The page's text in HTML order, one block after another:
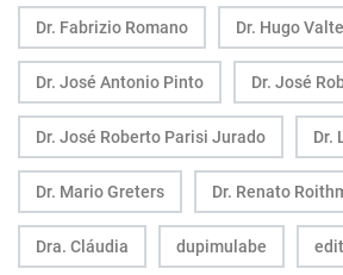
Dr. Fabrizio Romano Dr. Hugo
Dr. José Antonio Pinto Dr. José
Dr. José Roberto Parisi Jurado Dr.
Dr. Mario Greters Dr. Renato
Dra. Cláudia dupimulabe